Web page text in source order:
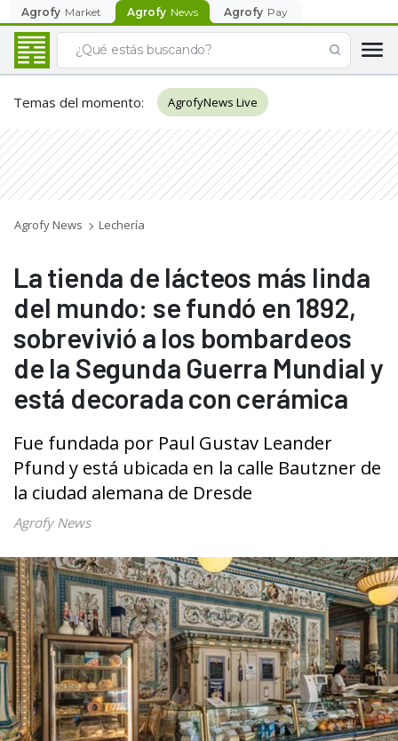
Agrofy Market Agrofy News Agrofy Pay
Temas del momento: AgrofyNews Live
Agrofy News Lechería
La tienda de lácteos más linda
del mundo: se fundó en 1892,
sobrevivió a los bombardeos
de la Segunda Guerra Mundial y
está decorada con cerámica
Fue fundada por Paul Gustav Leander
Pfund y está ubicada en la calle Bautzner de
la ciudad alemana de Dresde
Agrofy News